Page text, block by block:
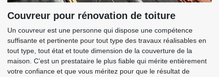
Couvreur pour rénovation de toiture
Un couvreur est une personne qui dispose une compétence
suffisante et pertinente pour tout type des travaux réalisables en
tout type, tout état et toute dimension de la couverture de la
maison. C’est un prestataire le plus fiable qui mérite entièrement
votre confiance et que vous méritez pour que le résultat de